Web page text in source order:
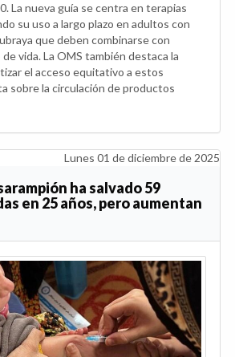
La nueva guía se centra en terapias
su uso a largo plazo en adultos con
que deben combinarse con
vida. La OMS también destaca la
el acceso equitativo a estos
sobre la circulación de productos
Lunes 01 de diciembre de 2025
ha salvado 59
en 25 años, pero aumentan